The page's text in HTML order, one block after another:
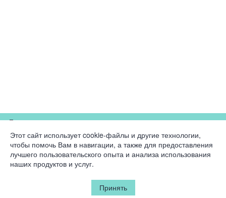
Компания
Юридическая информация
Этот сайт использует cookie-файлы и другие технологии,
чтобы помочь Вам в навигации, а также для предоставления
лучшего пользовательского опыта и анализа использования
наших продуктов и услуг.
Принять